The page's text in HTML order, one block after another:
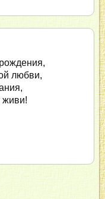
любви,
живи!